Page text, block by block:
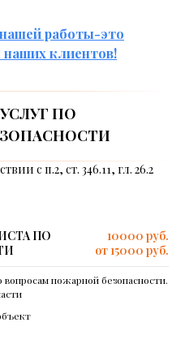
работы-это
клиентов!
УСЛУГ ПО
с п.2, ст. 346.11, гл. 26.2
ПО
10000 руб.
от 15000 руб.
пожарной безопасности.